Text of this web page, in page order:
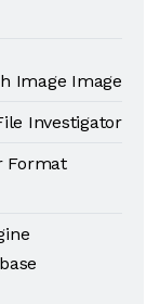
Image Image
Investigator
Format